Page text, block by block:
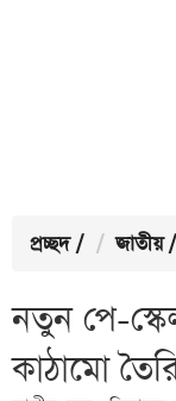
প্রচ্ছদ / জাতীয় /
নতুন পে-
কাঠামো